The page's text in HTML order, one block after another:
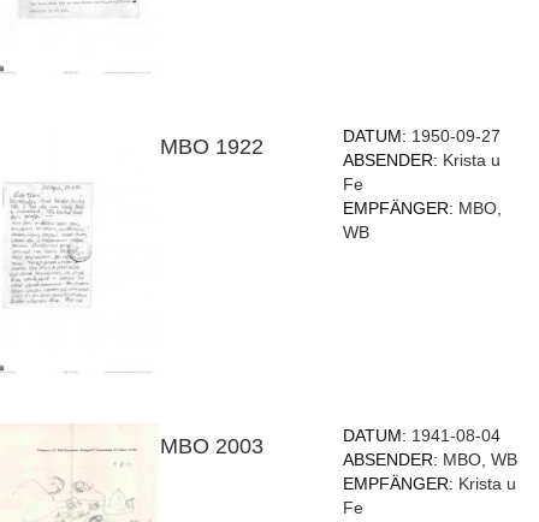
MBO 1922 DATUM: 1950-09-27
ABSENDER: Krista u
Fe
EMPFÄNGER: MBO,
WB
MBO 2003 DATUM: 1941-08-04
ABSENDER: MBO, WB
EMPFÄNGER: Krista u
Fe